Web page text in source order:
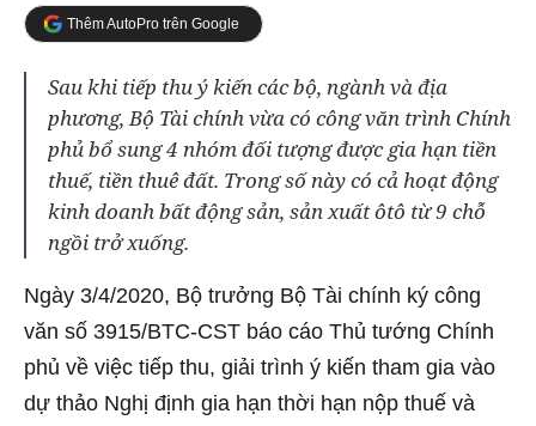
Thêm AutoPro trên Google
Sau khi tiếp thu ý kiến các bộ, ngành và địa
phương, Bộ Tài chính vừa có công văn trình Chính
phủ bổ sung 4 nhóm đối tượng được gia hạn tiền
thuế, tiền thuê đất. Trong số này có cả hoạt động
kinh doanh bất động sản, sản xuất ôtô từ 9 chỗ
ngồi trở xuống.
Ngày 3/4/2020, Bộ trưởng Bộ Tài chính ký công
văn số 3915/BTC-CST báo cáo Thủ tướng Chính
phủ về việc tiếp thu, giải trình ý kiến tham gia vào
dự thảo Nghị định gia hạn thời hạn nộp thuế và